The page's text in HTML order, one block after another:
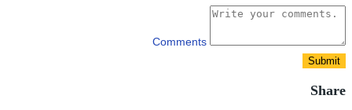
Comments
Submit
Share